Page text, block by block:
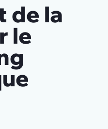
de la
le